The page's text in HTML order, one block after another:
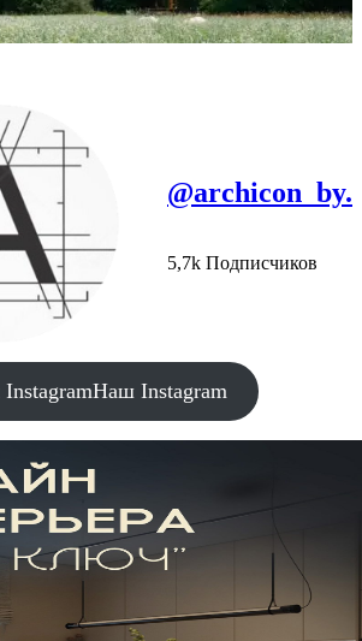
@archicon_by.
5,7k Подписчиков
Наш Instagram